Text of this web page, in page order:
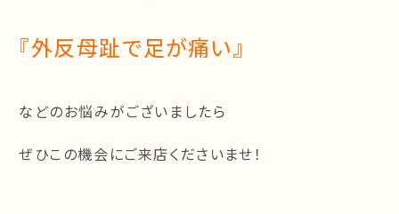
『外反母趾で足が痛い』
などのお悩みがございましたら
ぜひこの機会にご来店くださいませ！